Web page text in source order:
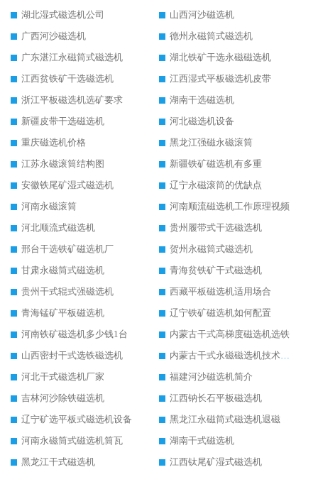
湖北湿式磁选机公司
山西河沙磁选机
广西河沙磁选机
德州永磁筒式磁选机
广东湛江永磁筒式磁选机
湖北铁矿干选永磁磁选机
江西贫铁矿干选磁选机
江西湿式平板磁选机皮带
浙江平板磁选机选矿要求
湖南干选磁选机
新疆皮带干选磁选机
河北磁选机设备
重庆磁选机价格
黑龙江强磁永磁滚筒
江苏永磁滚筒结构图
新疆铁矿磁选机有多重
安徽铁尾矿湿式磁选机
辽宁永磁滚筒的优缺点
河南永磁滚筒
河南顺流磁选机工作原理视频
河北顺流式磁选机
贵州履带式干选磁选机
邢台干选铁矿磁选机厂
贺州永磁筒式磁选机
甘肃永磁筒式磁选机
青海贫铁矿干式磁选机
贵州干式辊式强磁选机
西藏平板磁选机适用场合
青海锰矿平板磁选机
辽宁铁矿磁选机如何配置
河南铁矿磁选机多少钱1台
内蒙古干式高梯度磁选机选铁
山西密封干式选铁磁选机
内蒙古干式永磁磁选机技术要求
河北干式磁选机厂家
福建河沙磁选机简介
吉林河沙除铁磁选机
江西钠长石平板磁选机
辽宁矿选平板式磁选机设备
黑龙江永磁筒式磁选机退磁
河南永磁筒式磁选机筒瓦
湖南干式磁选机
黑龙江干式磁选机
江西钛尾矿湿式磁选机